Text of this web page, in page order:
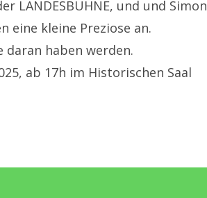
LANDESBÜHNE, und und Simon
eine kleine Preziose an.
daran haben werden.
ab 17h im Historischen Saal